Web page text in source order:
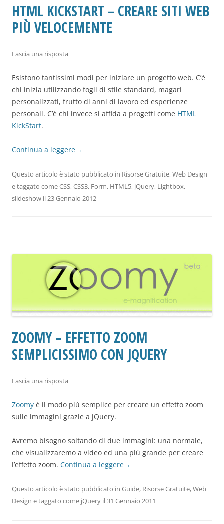
HTML KICKSTART – CREARE SITI WEB
PIÙ VELOCEMENTE
Lascia una risposta
Esistono tantissimi modi per iniziare un progetto web. C’è
chi inizia utilizzando fogli di stile standard, magari
personalizzati, frutto di anni di lavoro ed esperienze
personali. C’è chi invece si affida a progetti come HTML
KickStart.
Continua a leggere→
Questo articolo è stato pubblicato in Risorse Gratuite,Web Design
e taggato comeCSS,CSS3, Form, HTML5, jQuery, Lightbox,
slideshow il 23 Gennaio 2012
ZOOMY – EFFETTO ZOOM
SEMPLICISSIMO CON JQUERY
Lascia una risposta
Zoomy è il modo più semplice per creare un effetto zoom
sulle immagini grazie a jQuery.
Avremo bisogno soltando di due immagini: una normale,
che visualizzaremo a video ed una più grande per creare
l’effetto zoom. Continua a leggere→
Questo articolo è stato pubblicato in Guide, Risorse Gratuite,Web
Design e taggato come jQuery il31 Gennaio 2011